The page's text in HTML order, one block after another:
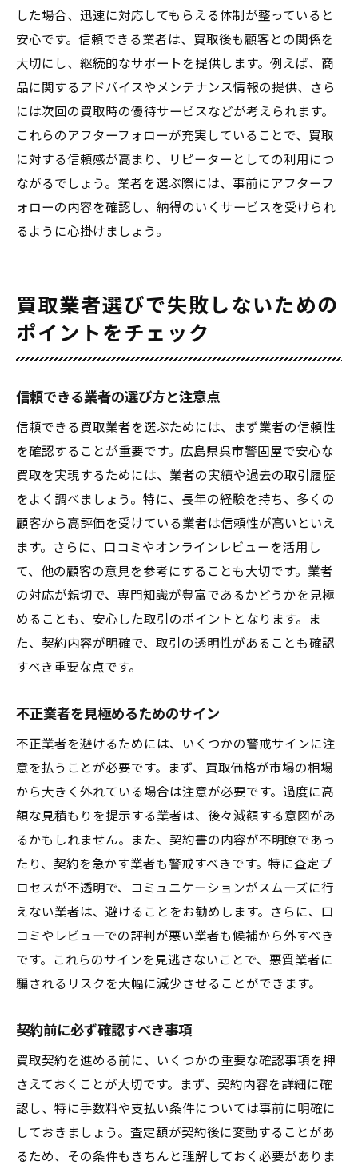
した場合、迅速に対応してもらえる体制が整っていると
安心です。信頼できる業者は、買取後も顧客との関係を
大切にし、継続的なサポートを提供します。例えば、商
品に関するアドバイスやメンテナンス情報の提供、さら
には次回の買取時の優待サービスなどが考えられます。
これらのアフターフォローが充実していることで、買取
に対する信頼感が高まり、リピーターとしての利用につ
ながるでしょう。業者を選ぶ際には、事前にアフターフ
ォローの内容を確認し、納得のいくサービスを受けられ
るように心掛けましょう。
買取業者選びで失敗しないための
ポイントをチェック
信頼できる業者の選び方と注意点
信頼できる買取業者を選ぶためには、まず業者の信頼性
を確認することが重要です。広島県呉市警固屋で安心な
買取を実現するためには、業者の実績や過去の取引履歴
をよく調べましょう。特に、長年の経験を持ち、多くの
顧客から高評価を受けている業者は信頼性が高いといえ
ます。さらに、口コミやオンラインレビューを活用し
て、他の顧客の意見を参考にすることも大切です。業者
の対応が親切で、専門知識が豊富であるかどうかを見極
めることも、安心した取引のポイントとなります。ま
た、契約内容が明確で、取引の透明性があることも確認
すべき重要な点です。
不正業者を見極めるためのサイン
不正業者を避けるためには、いくつかの警戒サインに注
意を払うことが必要です。まず、買取価格が市場の相場
から大きく外れている場合は注意が必要です。過度に高
額な見積もりを提示する業者は、後々減額する意図があ
るかもしれません。また、契約書の内容が不明瞭であっ
たり、契約を急かす業者も警戒すべきです。特に査定プ
ロセスが不透明で、コミュニケーションがスムーズに行
えない業者は、避けることをお勧めします。さらに、口
コミやレビューでの評判が悪い業者も候補から外すべき
です。これらのサインを見逃さないことで、悪質業者に
騙されるリスクを大幅に減少させることができます。
契約前に必ず確認すべき事項
買取契約を進める前に、いくつかの重要な確認事項を押
さえておくことが大切です。まず、契約内容を詳細に確
認し、特に手数料や支払い条件については事前に明確に
しておきましょう。査定額が契約後に変動することがあ
るため、その条件もきちんと理解しておく必要がありま